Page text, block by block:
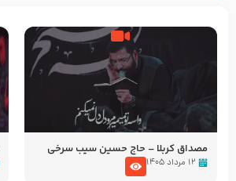
مصداق کربلا – حاج حسین سیب سرخی
۱۲ مرداد ۱۴۰۵